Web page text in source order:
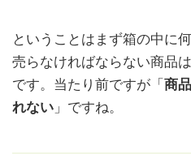
アピ
ール
して
売れ
ます
ということはまず箱の中に
売らなければならない商品
です。当たり前ですが「商
れない 」ですね。